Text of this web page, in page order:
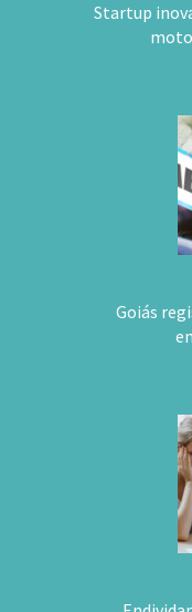
Startup
Goiás